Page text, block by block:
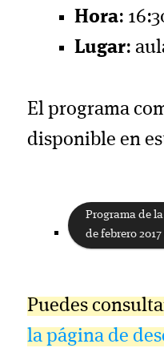
Hora:
Lugar:
El programa
disponible en
Programa de
de febrero
Puedes
la página de